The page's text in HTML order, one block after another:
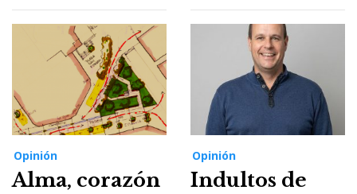
Opinión
Alma, corazón
Opinión
Indultos de